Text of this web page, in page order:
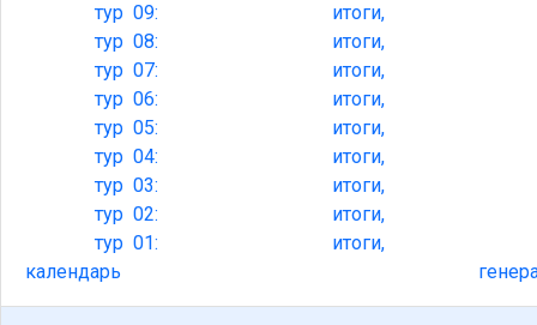
тур 09:
итоги,
тур 08:
итоги,
тур 07:
итоги,
тур 06:
итоги,
тур 05:
итоги,
тур 04:
итоги,
тур 03:
итоги,
тур 02:
итоги,
тур 01:
итоги,
календарь